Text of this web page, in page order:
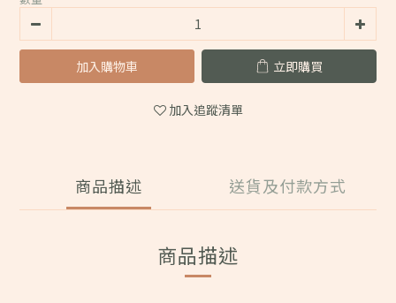
加入購物車 立即購買
加入追蹤清單
商品描述 送貨及付款方式
商品描述